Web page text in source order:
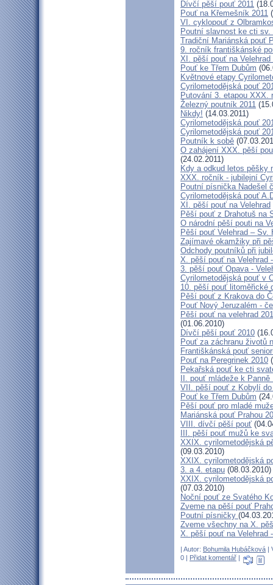
Dívčí pěší pouť 2011
Pouť na Křemešník 2011
VI. cyklopouť z
Poutní slavnost ke cti sv.
Tradiční Mariánská pouť
9. ročník františkánské
XI. pěší pouť na
Pouť ke Třem Dubům
Květnové etapy
Cyrilometodějská pouť
Putování 3. etapou XXX.
Železný poutník 2011
Nikdy! (14.03.2011)
Cyrilometodějská pouť
Cyrilometodějská pouť
Poutník k sobě
O zahájení XXX. pěší
(24.02.2011)
Kdy a odkud letos pěšky
XXX. ročník - jubilejní
Poutní písnička Nadešel
Cyrilometodějská pouť
XI. pěší pouť na Velehrad
Pěší pouť z Drahotuš na
O národní pěší pouti na
Pěší pouť Velehrad – Sv.
Zajímavé okamžiky při
Odchody poutníků při
X. pěší pouť na Velehrad
3. pěší pouť Opava -
Cyrilometodějská pouť v
10. pěší pouť litoměřické
Pěší pouť z Krakova do
Pouť Nový Jeruzalém -
Pěší pouť na velehrad
(01.06.2010)
Dívčí pěší pouť 2010
Pouť za záchranu životů
Františkánská pouť
Pouť na Peregrinek 2010
Pekařská pouť ke cti
II. pouť mládeže k
VII. pěší pouť z Kobylí
Pouť ke Třem Dubům
Pěší pouť pro mladé
Mariánská pouť Prahou
VIII. dívčí pěší pouť
III. pěší pouť mužů ke
XXIX. cyrilometodějská
(09.03.2010)
XXIX. cyrilometodějská
3. a 4. etapu (08.03.2010)
XXIX. cyrilometodějská
(07.03.2010)
Noční pouť ze Svatého
Zveme na pěší pouť
Poutní písničky
Zveme všechny na X.
X. pěší pouť na Velehrad
| Autor: Bohumila Hubáčková |
0 | Přidat komentář |